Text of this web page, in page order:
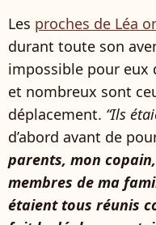
Les proches de Léa
durant toute son
impossible pour eux
et nombreux sont
déplacement. “Ils
d’abord avant de
parents, mon
membres de ma
étaient tous réunis